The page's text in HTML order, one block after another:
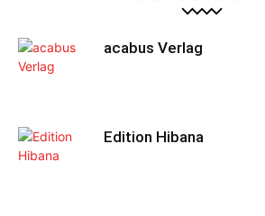
acabus Verlag
Edition Hibana